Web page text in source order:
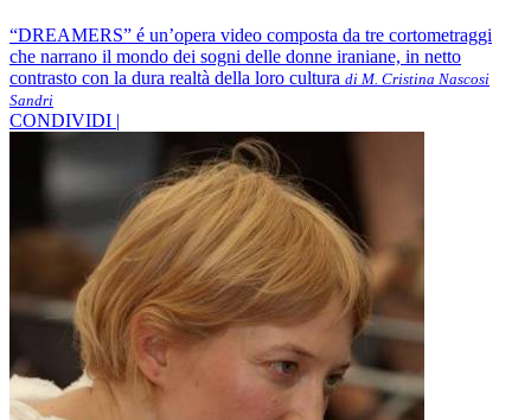
“DREAMERS” é un’opera video composta da tre cortometraggi
che narrano il mondo dei sogni delle donne iraniane, in netto
contrasto con la dura realtà della loro cultura di M. Cristina Nascosi
Sandri
CONDIVIDI |